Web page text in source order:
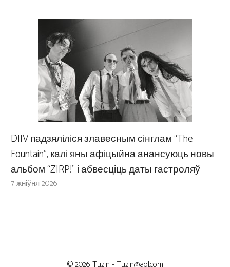
DIIV падзяліліся злавесным сінглам “The
Fountain”, калі яны афіцыйна анансуюць новы
альбом “ZIRP!” і абвесціць даты гастроляў
7 жніўня 2026